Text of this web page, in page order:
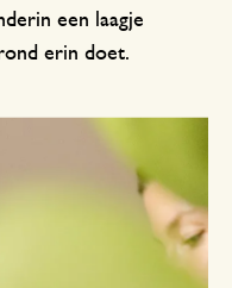
een laagje
erin doet.